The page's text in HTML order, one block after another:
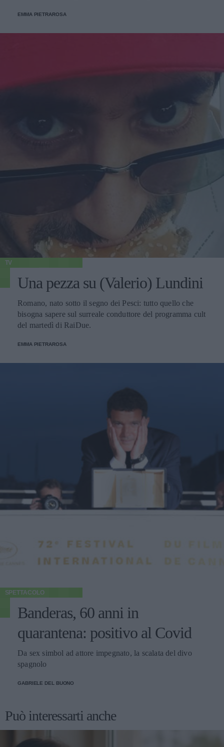
EMMA PIETRAROSA
TV
Una pezza su (Valerio) Lundini
Romano, nato sotto il segno dei Pesci: tutto quello che
bisogna sapere sul surreale conduttore del programma cult
del martedì di RaiDue.
EMMA PIETRAROSA
SPETTACOLO
Banderas, 60 anni in
quarantena: positivo al Covid
Da sex simbol ad attore impegnato, la scalata del divo
spagnolo
GABRIELE DEL BUONO
Può interessarti anche